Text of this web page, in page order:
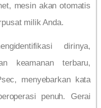
mesin akan otomatis
milik Anda.
dirinya,
keamanan terbaru,
menyebarkan kata
penuh. Gerai